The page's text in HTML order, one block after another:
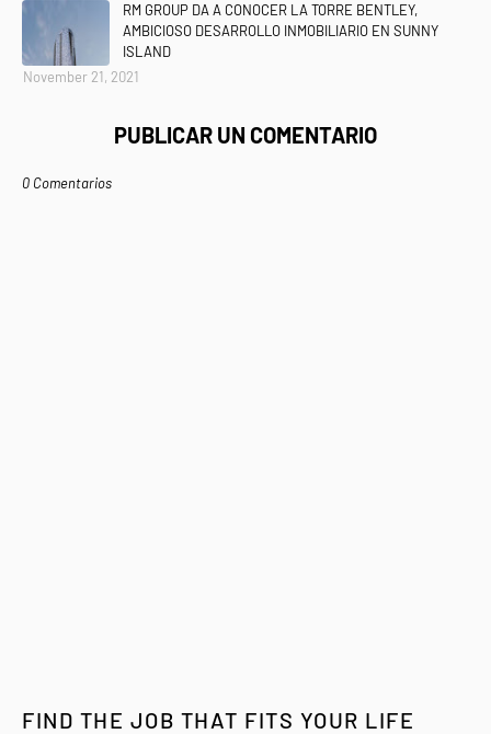
RM GROUP DA A CONOCER LA TORRE BENTLEY,
AMBICIOSO DESARROLLO INMOBILIARIO EN SUNNY
ISLAND
November 21, 2021
PUBLICAR UN COMENTARIO
0 Comentarios
FIND THE JOB THAT FITS YOUR LIFE